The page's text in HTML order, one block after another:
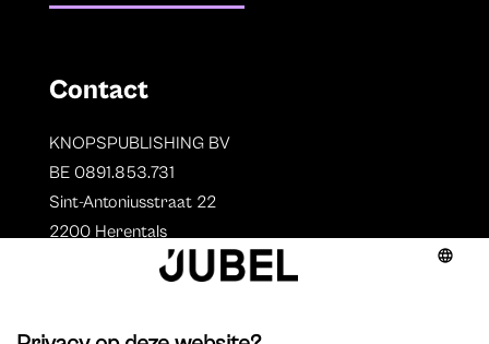
Contact
KNOPSPUBLISHING BV
BE 0891.853.731
Sint-Antoniusstraat 22
2200 Herentals
Auteurs